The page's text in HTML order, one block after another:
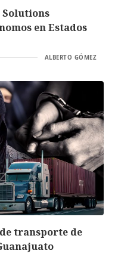
Solutions
en Estados
ALBERTO GÓMEZ
transporte de